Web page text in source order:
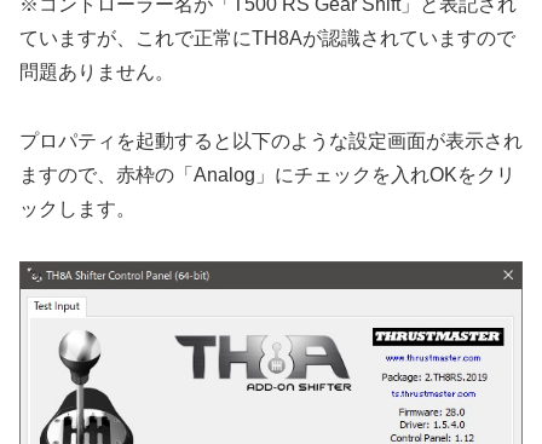
※コントローラー名が「T500 RS Gear Shift」と表記され
ていますが、これで正常にTH8Aが認識されていますので
問題ありません。
プロパティを起動すると以下のような設定画面が表示され
ますので、赤枠の「Analog」にチェックを入れOKをクリ
ックします。